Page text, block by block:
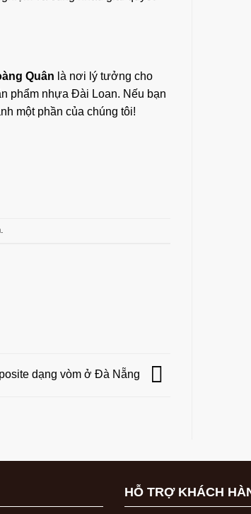
Quân là nơi lý tưởng cho
phẩm nhựa Đài Loan. Nếu bạn
một phần của chúng tôi!
.
dạng vòm ở Đà Nẵng
HỖ TRỢ KHÁCH